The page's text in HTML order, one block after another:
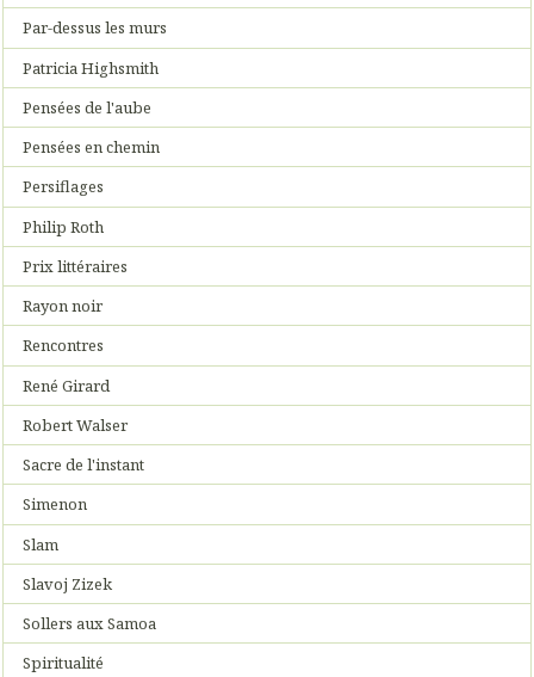
Par-dessus les murs
Patricia Highsmith
Pensées de l'aube
Pensées en chemin
Persiflages
Philip Roth
Prix littéraires
Rayon noir
Rencontres
René Girard
Robert Walser
Sacre de l'instant
Simenon
Slam
Slavoj Zizek
Sollers aux Samoa
Spiritualité